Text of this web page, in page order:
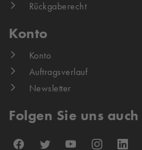
Rückgaberecht
Konto
Konto
Auftragsverlauf
Newsletter
Folgen Sie uns